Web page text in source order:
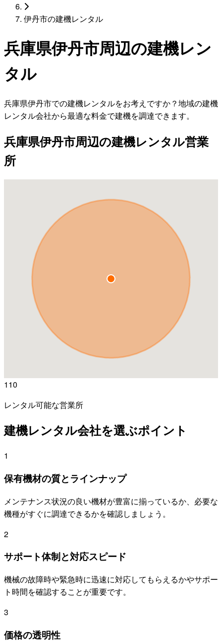
伊丹市の建機レンタル
兵庫県伊丹市周辺の建機レン
タル
兵庫県伊丹市での建機レンタルをお考えですか？地域の建機
レンタル会社から最適な料金で建機を調達できます。
兵庫県伊丹市周辺の建機レンタル営業
所
110
レンタル可能な営業所
建機レンタル会社を選ぶポイント
1
保有機材の質とラインナップ
メンテナンス状況の良い機材が豊富に揃っているか、必要な
機種がすぐに調達できるかを確認しましょう。
2
サポート体制と対応スピード
機械の故障時や緊急時に迅速に対応してもらえるかやサポー
ト時間を確認することが重要です。
3
価格の透明性